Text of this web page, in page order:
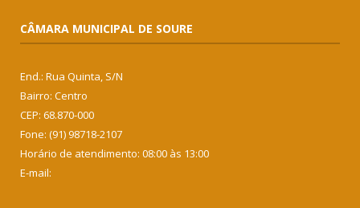
CÂMARA MUNICIPAL DE SOURE
End.: Rua Quinta, S/N
Bairro: Centro
CEP: 68.870-000
Fone: (91) 98718-2107
Horário de atendimento: 08:00 às 13:00
E-mail: